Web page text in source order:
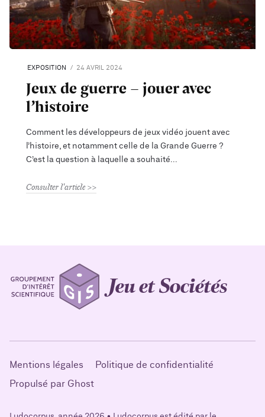
EXPOSITION 24 AVRIL 2024
Jeux de guerre - jouer avec
l’histoire
Comment les développeurs de jeux vidéo jouent avec
l’histoire, et notamment celle de la Grande Guerre ?
C’est la question à laquelle a souhaité
Consulter l'article
Mentions légales
Politique de confidentialité
Propulsé par Ghost